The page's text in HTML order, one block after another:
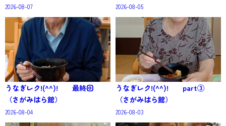
2026-08-07 2026-08-05
うなぎレク!(^^)! 最終回
（さがみはら館）
2026-08-04
うなぎレク!(^^)! part③
（さがみはら館）
2026-08-03